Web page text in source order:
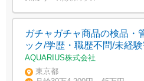
ガチャガチャ商品の検品・
ック/学歴・職歴不問/未経験
AQUARIUS株式会社
東京都